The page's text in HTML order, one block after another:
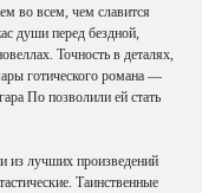
во всем, чем славится
души перед бездной,
Точность в деталях,
готического романа —
По позволили ей стать
лучших произведений
Таинственные